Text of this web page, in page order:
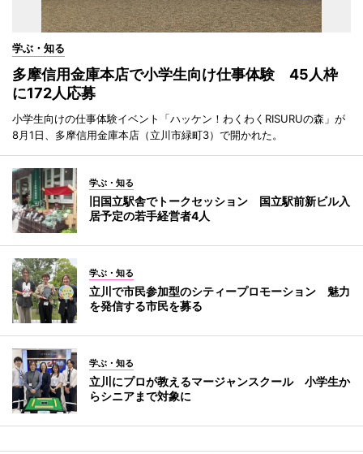
学ぶ・知る
多摩信用金庫本店で小学生向け仕事体験 45人枠
に172人応募
小学生向けの仕事体験イベント「ハッケン！わくわくRISURUの森」が
8月1日、多摩信用金庫本店（立川市緑町3）で開かれた。
学ぶ・知る
旧国立駅舎でトークセッション 国立駅前新ビル入
居予定の若手経営者4人
学ぶ・知る
立川で市民参加型のシティープロモーション 魅力
を発信する市民を募る
学ぶ・知る
立川にプロが教えるマージャンスクール 小学生か
らシニアまで対象に